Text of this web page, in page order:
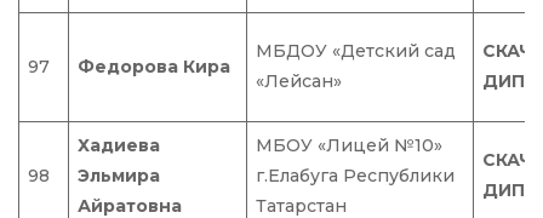
97 Федорова Кира
МБДОУ «Детский сад
«Лейсан»
98
Хадиева
Эльмира
Айратовна
МБОУ «Лицей №10»
г.Елабуга Республики
Татарстан